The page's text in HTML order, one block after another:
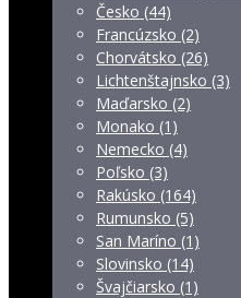
Česko (44)
Francúzsko (2)
Chorvátsko (26)
Lichtenštajnsko (3)
Maďarsko (2)
Monako (1)
Nemecko (4)
Poľsko (3)
Rakúsko (164)
Rumunsko (5)
San Maríno (1)
Slovinsko (14)
Švajčiarsko (1)